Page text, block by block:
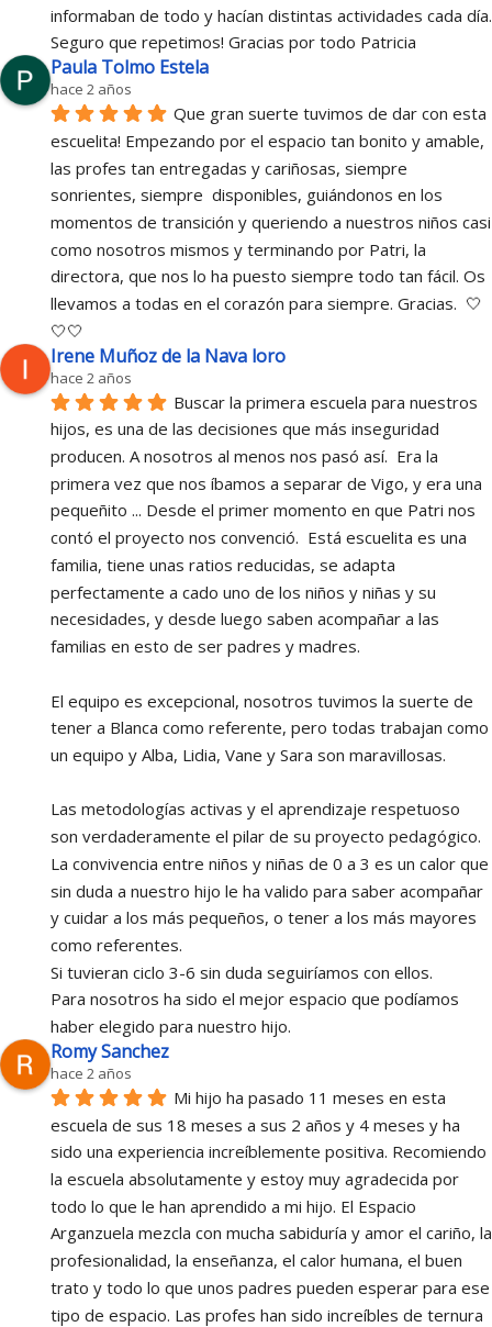
informaban de todo y hacían distintas actividades cada día.
Seguro que repetimos! Gracias por todo Patricia
Paula Tolmo Estela
hace 2 años
Que gran suerte tuvimos de dar con esta
escuelita! Empezando por el espacio tan bonito y amable,
las profes tan entregadas y cariñosas, siempre
sonrientes, siempre  disponibles, guiándonos en los
momentos de transición y queriendo a nuestros niños casi
como nosotros mismos y terminando por Patri, la
directora, que nos lo ha puesto siempre todo tan fácil. Os
llevamos a todas en el corazón para siempre. Gracias.  🤍
🤍🤍
Irene Muñoz de la Nava loro
hace 2 años
Buscar la primera escuela para nuestros
hijos, es una de las decisiones que más inseguridad
producen. A nosotros al menos nos pasó así.  Era la
primera vez que nos íbamos a separar de Vigo, y era una
pequeñito ... Desde el primer momento en que Patri nos
contó el proyecto nos convenció.  Está escuelita es una
familia, tiene unas ratios reducidas, se adapta
perfectamente a cado uno de los niños y niñas y su
necesidades, y desde luego saben acompañar a las
familias en esto de ser padres y madres.
El equipo es excepcional, nosotros tuvimos la suerte de
tener a Blanca como referente, pero todas trabajan como
un equipo y Alba, Lidia, Vane y Sara son maravillosas.
Las metodologías activas y el aprendizaje respetuoso
son verdaderamente el pilar de su proyecto pedagógico.
La convivencia entre niños y niñas de 0 a 3 es un calor que
sin duda a nuestro hijo le ha valido para saber acompañar
y cuidar a los más pequeños, o tener a los más mayores
como referentes.
Si tuvieran ciclo 3-6 sin duda seguiríamos con ellos.
Para nosotros ha sido el mejor espacio que podíamos
haber elegido para nuestro hijo.
Romy Sanchez
hace 2 años
Mi hijo ha pasado 11 meses en esta
escuela de sus 18 meses a sus 2 años y 4 meses y ha
sido una experiencia increíblemente positiva. Recomiendo
la escuela absolutamente y estoy muy agradecida por
todo lo que le han aprendido a mi hijo. El Espacio
Arganzuela mezcla con mucha sabiduría y amor el cariño, la
profesionalidad, la enseñanza, el calor humana, el buen
trato y todo lo que unos padres pueden esperar para ese
tipo de espacio. Las profes han sido increíbles de ternura